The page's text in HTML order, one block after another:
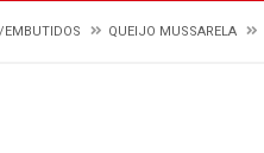
EMBUTIDOS QUEIJO MUSSARELA